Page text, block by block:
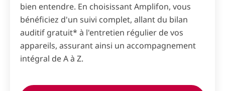
bien entendre. En choisissant Amplifon, vous
bénéficiez d'un suivi complet, allant du bilan
auditif gratuit* à l'entretien régulier de vos
appareils, assurant ainsi un accompagnement
intégral de A à Z.